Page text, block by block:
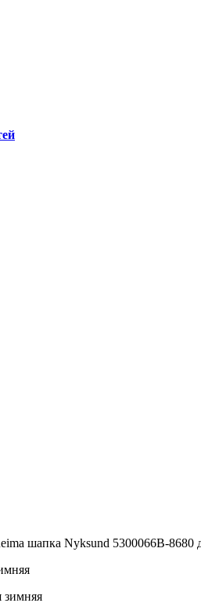
шапка Nyksund 5300066B-8680